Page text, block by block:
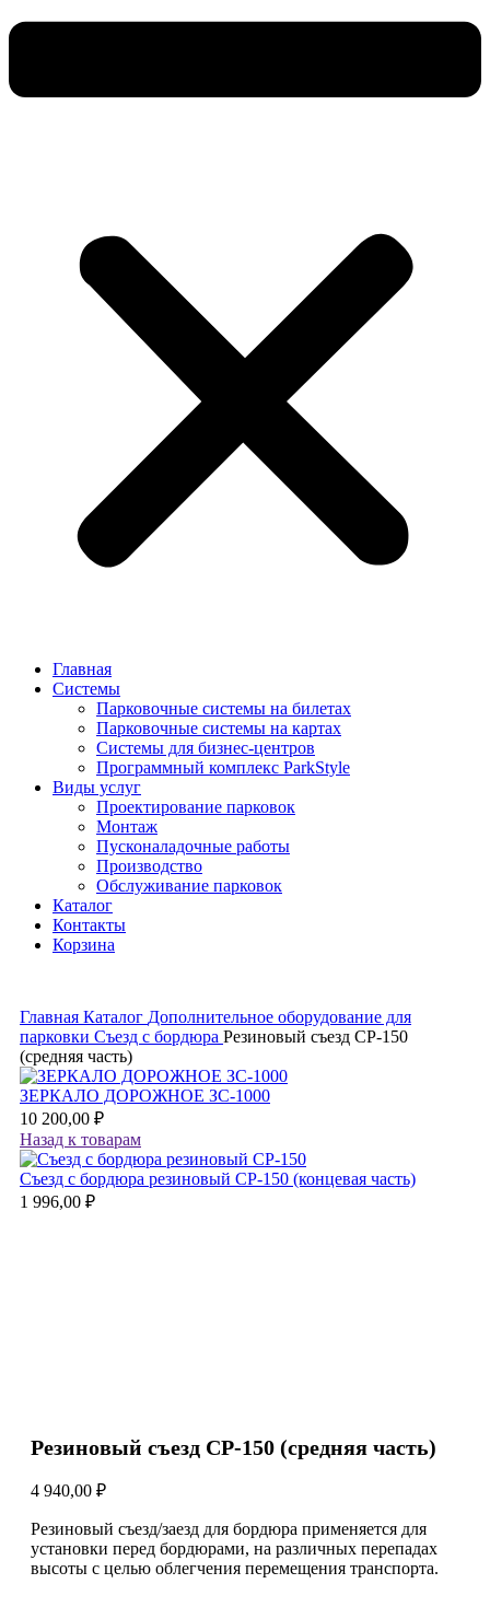
Главная
Системы
Парковочные системы на билетах
Парковочные системы на картах
Системы для бизнес-центров
Программный комплекс ParkStyle
Виды услуг
Проектирование парковок
Монтаж
Пусконаладочные работы
Производство
Обслуживание парковок
Каталог
Контакты
Корзина
Главная Каталог Дополнительное оборудование для
парковки Съезд с бордюра Резиновый съезд СР-150
(средняя часть)
ЗЕРКАЛО ДОРОЖНОЕ ЗС-1000
10 200,00 ₽
Назад к товарам
Съезд с бордюра резиновый СР-150 (концевая часть)
1 996,00 ₽
Резиновый съезд СР-150 (средняя часть)
4 940,00 ₽
Резиновый съезд/заезд для бордюра применяется для
установки перед бордюрами, на различных перепадах
высоты с целью облегчения перемещения транспорта.